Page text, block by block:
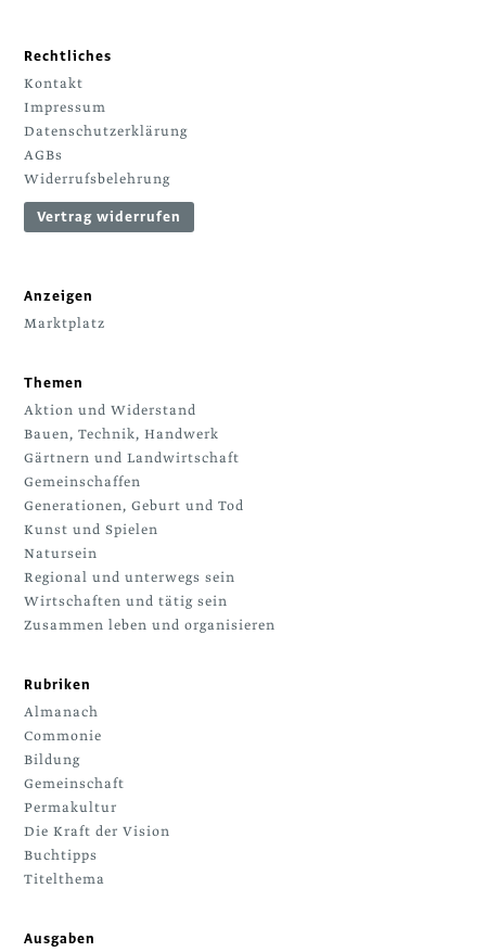
Rechtliches
Kontakt
Impressum
Datenschutzerklärung
AGBs
Widerrufsbelehrung
Vertrag widerrufen
Anzeigen
Marktplatz
Themen
Aktion und Widerstand
Bauen, Technik, Handwerk
Gärtnern und Landwirtschaft
Gemeinschaffen
Generationen, Geburt und Tod
Kunst und Spielen
Natursein
Regional und unterwegs sein
Wirtschaften und tätig sein
Zusammen leben und organisieren
Rubriken
Almanach
Commonie
Bildung
Gemeinschaft
Permakultur
Die Kraft der Vision
Buchtipps
Titelthema
Ausgaben